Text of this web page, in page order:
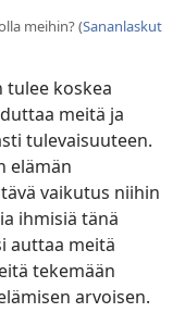
meihin? (Sananlaskut
tulee koskea
meitä ja
tulevaisuuteen.
elämän
vaikutus niihin
ihmisiä tänä
auttaa meitä
tekemään
arvoisen.